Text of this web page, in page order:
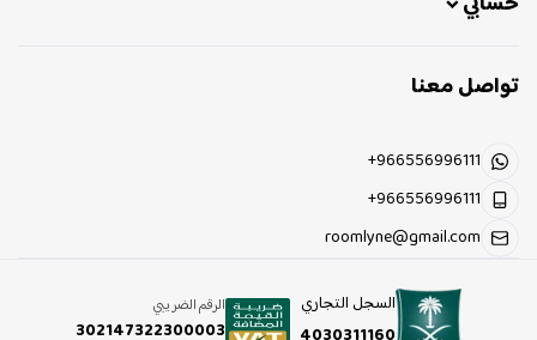
تواصل معنا
+966556996111
+966556996111
roomlyne@gmail.com
السجل التجاري
الرقم الضريبي
302147322300003